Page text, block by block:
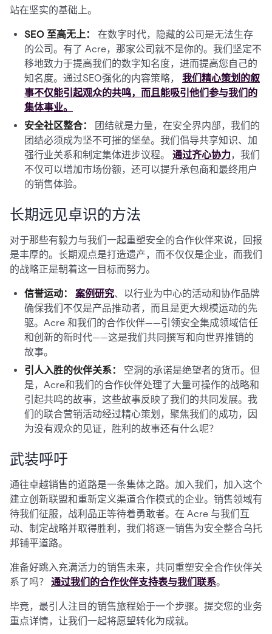
站在坚实的基础上。
SEO 至高无上： 在数字时代，隐藏的公司是无法生存
的公司。有了 Acre，那家公司就不是你的。我们坚定不
移地致力于提高我们的数字知名度，进而提高您自己的
知名度。通过SEO强化的内容策略， 我们精心策划的叙
事不仅能引起观众的共鸣，而且能吸引他们参与我们的
集体事业。
安全社区整合：
团结就是力量，在安全界内部，我们的
团结必须成为坚不可摧的堡垒。我们倡导共享知识、加
强行业关系和制定集体进步议程。 通过齐心协力，我们
不仅可以增加市场份额，还可以提升承包商和最终用户
的销售体验。
长期远见卓识的方法
对于那些有毅力与我们一起重塑安全的合作伙伴来说，回报
是丰厚的。长期观点是打造遗产，而不仅仅是企业，而我们
的战略正是朝着这一目标而努力。
信誉运动： 案例研究、以行业为中心的活动和协作品牌
确保我们不仅是产品推动者，而且是更大规模运动的先
驱。Acre 和我们的合作伙伴——引领安全集成领域信任
和创新的新时代——这是我们共同撰写和向世界推销的
故事。
引人入胜的伙伴关系： 空洞的承诺是绝望者的货币。但
是，Acre和我们的合作伙伴处理了大量可操作的战略和
引起共鸣的故事，这些故事反映了我们的共同发展。我
们的联合营销活动经过精心策划，聚焦我们的成功，因
为没有观众的见证，胜利的故事还有什么呢？
武装呼吁
通往卓越销售的道路是一条集体之路。加入我们，加入这个
建立创新联盟和重新定义渠道合作模式的企业。销售领域有
待我们征服，战利品正等待着勇敢者。在 Acre 与我们互
动、制定战略并取得胜利，我们将逐一销售为安全整合乌托
邦铺平道路。
准备好跳入充满活力的销售未来，共同重塑安全合作伙伴关
系了吗？ 通过我们的合作伙伴支持表与我们联系。
毕竟，最引人注目的销售旅程始于一个步骤。提交您的业务
重点详情，让我们一起将愿望转化为成就。